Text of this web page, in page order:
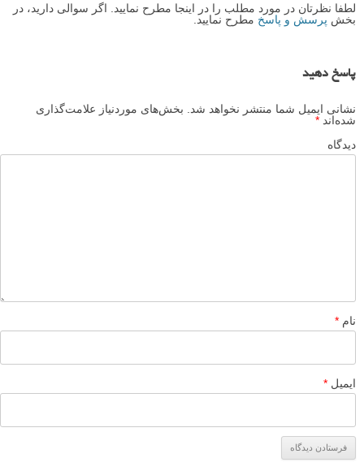
لطفا نظرتان در مورد مطلب را در اینجا مطرح نمایید. اگر سوالی دارید، در
بخش پرسش و پاسخ مطرح نمایید.
پاسخ دهید
نشانی ایمیل شما منتشر نخواهد شد.
بخش‌های موردنیاز علامت‌گذاری
شده‌اند *
دیدگاه
نام *
ایمیل *